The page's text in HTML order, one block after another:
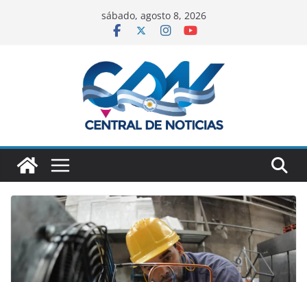
sábado, agosto 8, 2026